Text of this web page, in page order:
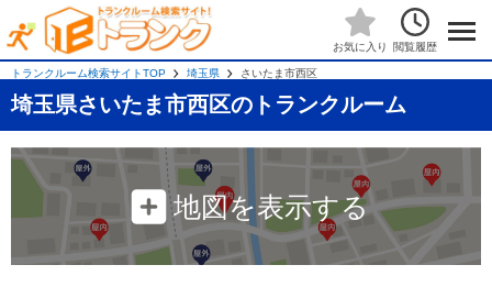
お気に入り 閲覧履歴
トランクルーム検索サイトTOP 埼玉県 さいたま市西区
埼玉県さいたま市西区のトランクルーム
地図を表示する